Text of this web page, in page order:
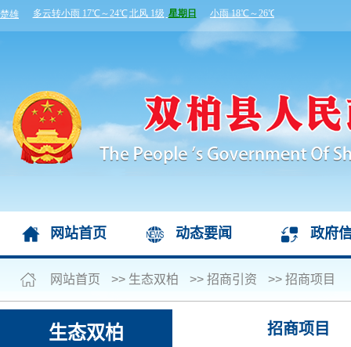
网站首页 动态要闻 政府
网站首页 >> 生态双柏 >> 招商引资 >> 招商项目
生态双柏 招商项目